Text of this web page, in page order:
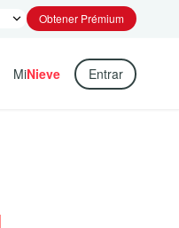
Obtener Prémium
MiNieve Entrar